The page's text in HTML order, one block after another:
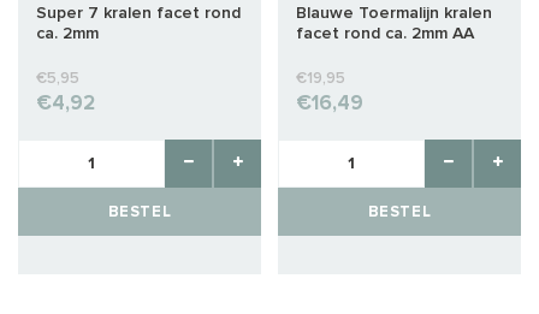
Super 7 kralen facet rond
ca. 2mm
€5,95
€4,92
BESTEL
Blauwe Toermalijn kralen
facet rond ca. 2mm AA
€19,95
€16,49
BESTEL